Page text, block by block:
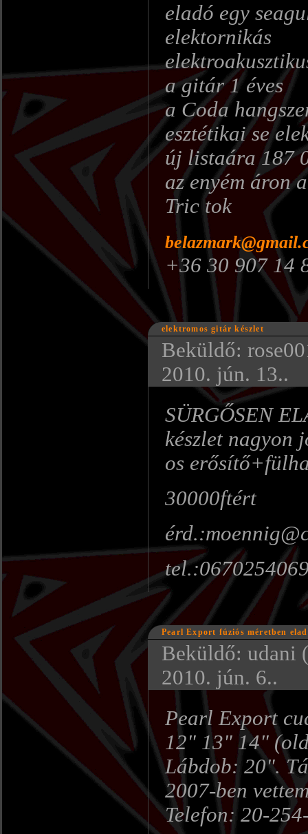
eladó egy
elektornikás
a gitár 1 éves
a Coda
esztétikai se
új listaára 187
az enyém áron
Tric tok
+36 30 907 14
elektromos gitár készlet
Beküldő:
2010. jún. 13..
SÜRGŐSEN
készlet
os
30000ftért
Pearl Export fúziós méretben
Beküldő: udani
2010. jún. 6..
Pearl Export
12" 13" 14"
Lábdob: 20".
2007-ben
Telefon: 20-